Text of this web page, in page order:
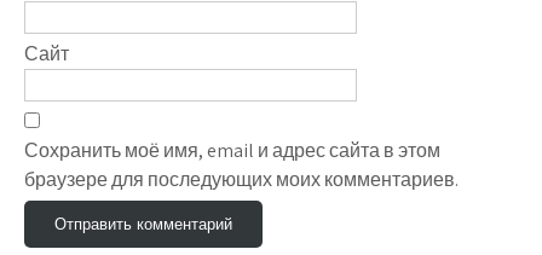
Сайт
Сохранить моё имя, email и адрес сайта в этом
браузере для последующих моих комментариев.